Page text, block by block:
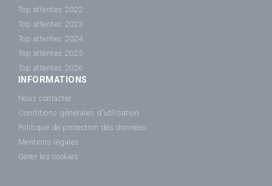
Top attentes 2022
Top attentes 2023
Top attentes 2024
Top attentes 2025
Top attentes 2026
INFORMATIONS
Nous contacter
Conditions générales d'utilisation
Politique de protection des données
Mentions légales
Gérer les cookies